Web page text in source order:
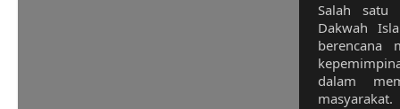
Salah satu
Dakwah
berencana
dalam
masyarakat.